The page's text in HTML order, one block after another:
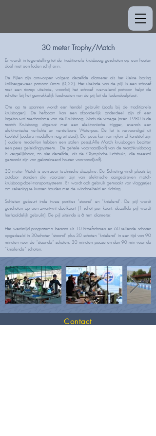
30 meter Trophy/Match
Er wordt in tegenstelling tot de traditionele kruisboog geschoten op een houten
doel met een loden schijf erin.
De Pijlen zijn ontworpen volgens dezelfde diameter als het kleine boring
kalibergeweer patroon 6mm (0,22). Het uiteinde van de pijl is een schroef
met een stomp uiteinde, waarbij het schroef wervelend patroon helpt de
schutter bij het gemakkelijk losdraaien van de pij luit de lodendoelplaat.
Om op te spannen wordt een hendel gebruikt (zoals bij de traditionele
kruisbogen). De hefboom kan een afzonderlijk onderdeel zijn of een
ingebouwd mechanisme van de Kruisboog. Sinds de vroege jaren 1980 is de
match Kruisboog uitgerust met een elektronische trigger, evenals een
elektronische verlichte en verstelbare Waterpas. De lat is vervaardigd uit
koolstof (oudere modellen nog uit staal). De pees kan van nylon of kunststof zijn
( oudere modellen hebben een stalen pees).Alle Match kruisbogen bezitten
een pees geleidingsysteem. De gehele voorraad(kolf) van de matchkruisboog
is vergelijkbaar, zo niet dezelfde, als de Olympische luchtbuks, die meestal
gemaakt zijn van gelamineerd houten voorraad(kolf).
30 meter Match is een zeer technische discipline. De Schieting vindt plaats bij
outdoor standen die voorzien zijn van elektrische aangedreven match-
kruisboog-doel-transportsysteem. Er wordt ook gebruik gemaakt van vlaggetjes
om rekening te kunnen houden met de windsnelheid en richting.
Schieten gebeurt inde twee posities "staand" en "knielend". De pijl wordt
geschoten op een zwart-wit doelkaart (1 schot per kaart, dezelfde pijl wordt
herhaaldelijk gebruikt). De pijl uiteinde is 6 mm diameter.
Het wedstrijd programma bestaat uit 10 Proefschoten en 60 tellende schoten
opgedeeld in 30schoten "staand" plus 30 schoten "knielend" in een tijd van 90
minuten voor de “staande” schoten, 30 minuten pauze en dan 90 min voor de
“knielende” schoten.
Contact